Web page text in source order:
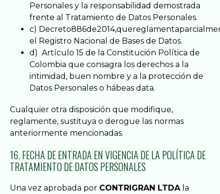
Personales y la responsabilidad demostrada
frente al Tratamiento de Datos Personales.
c)
el Registro Nacional de Bases de Datos.
d) Artículo 15 de la Constitución Política de
Colombia que consagra los derechos a la
intimidad, buen nombre y a la protección de
Datos Personales o hábeas data.
Cualquier otra disposición que modifique,
reglamente, sustituya o derogue las normas
anteriormente mencionadas.
16. FECHA DE ENTRADA EN VIGENCIA DE LA POLÍTICA DE
TRATAMIENTO DE DATOS PERSONALES
Una vez aprobada por CONTRIGRAN LTDAla